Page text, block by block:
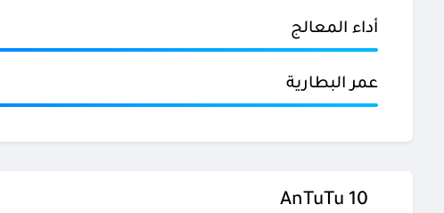
أداء المعالج
عمر البطارية
AnTuTu 10